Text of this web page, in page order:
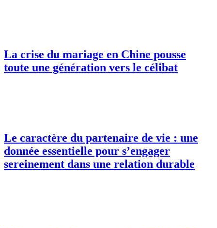
La crise du mariage en Chine pousse
toute une génération vers le célibat
Le caractère du partenaire de vie : une
donnée essentielle pour s’engager
sereinement dans une relation durable